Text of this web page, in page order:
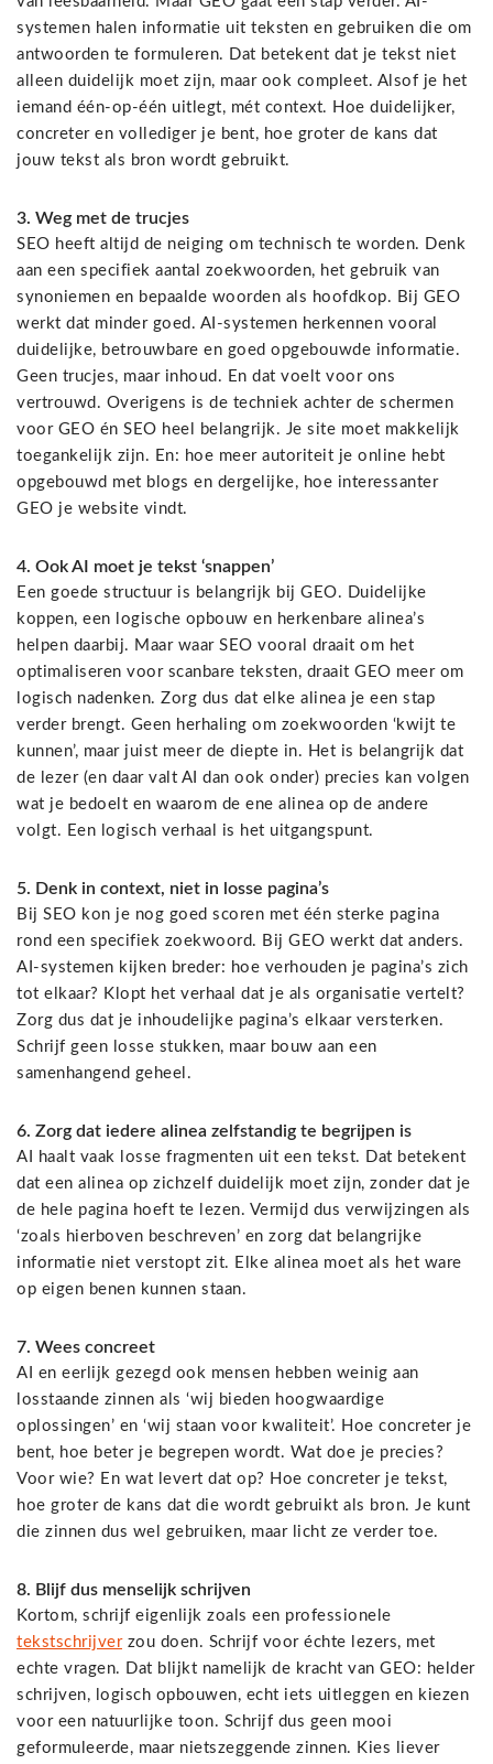
systemen halen informatie uit teksten en gebruiken die om
antwoorden te formuleren. Dat betekent dat je tekst niet
alleen duidelijk moet zijn, maar ook compleet. Alsof je het
iemand één-op-één uitlegt, mét context. Hoe duidelijker,
concreter en vollediger je bent, hoe groter de kans dat
jouw tekst als bron wordt gebruikt.
3. Weg met de trucjes
SEO heeft altijd de neiging om technisch te worden. Denk
aan een specifiek aantal zoekwoorden, het gebruik van
synoniemen en bepaalde woorden als hoofdkop. Bij GEO
werkt dat minder goed. AI-systemen herkennen vooral
duidelijke, betrouwbare en goed opgebouwde informatie.
Geen trucjes, maar inhoud. En dat voelt voor ons
vertrouwd. Overigens is de techniek achter de schermen
voor GEO én SEO heel belangrijk. Je site moet makkelijk
toegankelijk zijn. En: hoe meer autoriteit je online hebt
opgebouwd met blogs en dergelijke, hoe interessanter
GEO je website vindt.
4. Ook AI moet je tekst ‘snappen’
Een goede structuur is belangrijk bij GEO. Duidelijke
koppen, een logische opbouw en herkenbare alinea’s
helpen daarbij. Maar waar SEO vooral draait om het
optimaliseren voor scanbare teksten, draait GEO meer om
logisch nadenken. Zorg dus dat elke alinea je een stap
verder brengt. Geen herhaling om zoekwoorden ‘kwijt te
kunnen’, maar juist meer de diepte in. Het is belangrijk dat
de lezer (en daar valt AI dan ook onder) precies kan volgen
wat je bedoelt en waarom de ene alinea op de andere
volgt. Een logisch verhaal is het uitgangspunt.
5. Denk in context, niet in losse pagina’s
Bij SEO kon je nog goed scoren met één sterke pagina
rond een specifiek zoekwoord. Bij GEO werkt dat anders.
AI-systemen kijken breder: hoe verhouden je pagina’s zich
tot elkaar? Klopt het verhaal dat je als organisatie vertelt?
Zorg dus dat je inhoudelijke pagina’s elkaar versterken.
Schrijf geen losse stukken, maar bouw aan een
samenhangend geheel.
6. Zorg dat iedere alinea zelfstandig te begrijpen is
AI haalt vaak losse fragmenten uit een tekst. Dat betekent
dat een alinea op zichzelf duidelijk moet zijn, zonder dat je
de hele pagina hoeft te lezen. Vermijd dus verwijzingen als
‘zoals hierboven beschreven’ en zorg dat belangrijke
informatie niet verstopt zit. Elke alinea moet als het ware
op eigen benen kunnen staan.
7. Wees concreet
AI en eerlijk gezegd ook mensen hebben weinig aan
losstaande zinnen als ‘wij bieden hoogwaardige
oplossingen’ en ‘wij staan voor kwaliteit’. Hoe concreter je
bent, hoe beter je begrepen wordt. Wat doe je precies?
Voor wie? En wat levert dat op? Hoe concreter je tekst,
hoe groter de kans dat die wordt gebruikt als bron. Je kunt
die zinnen dus wel gebruiken, maar licht ze verder toe.
8. Blijf dus menselijk schrijven
Kortom, schrijf eigenlijk zoals een professionele
tekstschrijverzou doen. Schrijf voor échte lezers, met
echte vragen. Dat blijkt namelijk de kracht van GEO: helder
schrijven, logisch opbouwen, echt iets uitleggen en kiezen
voor een natuurlijke toon. Schrijf dus geen mooi
geformuleerde, maar nietszeggende zinnen. Kies liever